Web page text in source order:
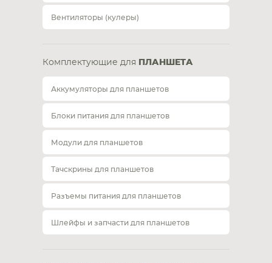
Вентиляторы (кулеры)
Комплектующие для ПЛАНШЕТА
Аккумуляторы для планшетов
Блоки питания для планшетов
Модули для планшетов
Тачскрины для планшетов
Разъемы питания для планшетов
Шлейфы и запчасти для планшетов